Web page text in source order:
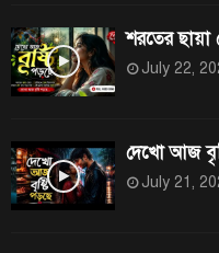
শরতের
July 22,
দেখো আজ
July 21,